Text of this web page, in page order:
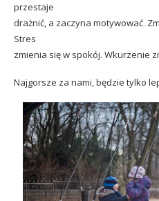
przestaje
drażnić, a zaczyna motywować.
Stres
zmienia się w spokój. Wkurzenie
Najgorsze za nami, będzie tylko